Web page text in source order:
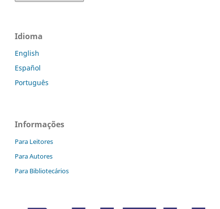
Idioma
English
Español
Português
Informações
Para Leitores
Para Autores
Para Bibliotecários